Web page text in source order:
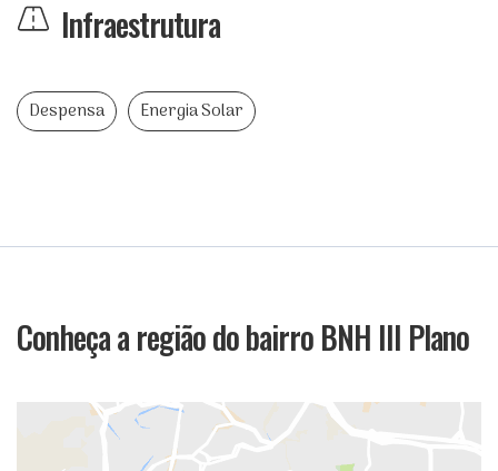
Infraestrutura
Despensa Energia Solar
Conheça a região do bairro BNH III Plano